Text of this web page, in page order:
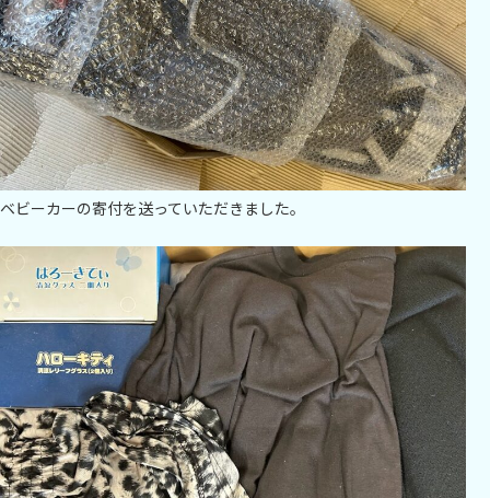
ベビーカーの寄付を送っていただきました。